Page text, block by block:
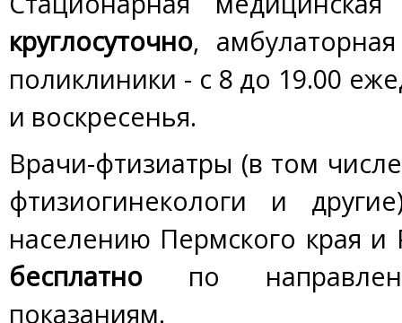
круглосуточно,
поликлиники - с 8 до 19.00
и воскресенья.
Врачи-фтизиатры (в том
фтизиогинекологи и
населению Пермского края и
бесплатно по
показаниям.